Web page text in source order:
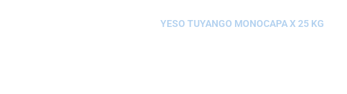
YESO TUYANGO MONOCAPA X 25 KG